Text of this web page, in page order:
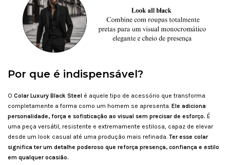
Por que é indispensável?
O Colar Luxury Black Steel é aquele tipo de acessório que transforma
completamente a forma como um homem se apresenta. Ele adiciona
personalidade, força e sofisticação ao visual sem precisar de esforço. É
uma peça versátil, resistente e extremamente estilosa, capaz de elevar
desde um look casual até uma produção mais refinada. Ter esse colar
significa ter um detalhe poderoso que reforça presença, confiança e estilo
em qualquer ocasião.